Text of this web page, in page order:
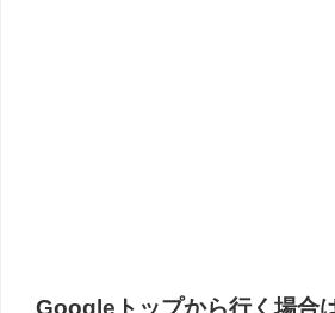
Googleトップから行く場合